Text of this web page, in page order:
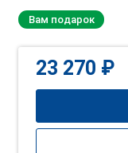
Вам подарок
23 270 ₽